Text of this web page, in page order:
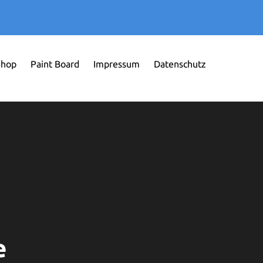
Paint Board Impressum Datenschutz